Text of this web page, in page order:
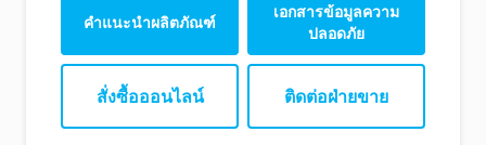
คําแนะนําผลิตภัณฑ์
E. coli Enrichment &
เอกสารข้อมูลความ
ปลอดภัย
สั่งซื้อออนไลน์ ติดต่อฝ่ายขาย